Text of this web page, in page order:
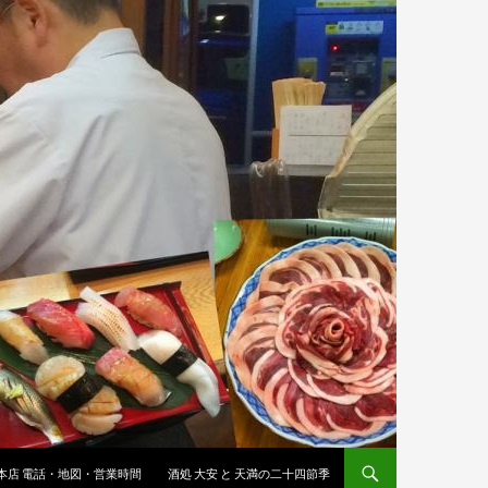
店 電話・地図・営業時間 酒処 大安 と 天満の二十四節季